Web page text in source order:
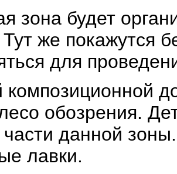
зона будет
же покажутся
для
обозрения.
данной
лавки.